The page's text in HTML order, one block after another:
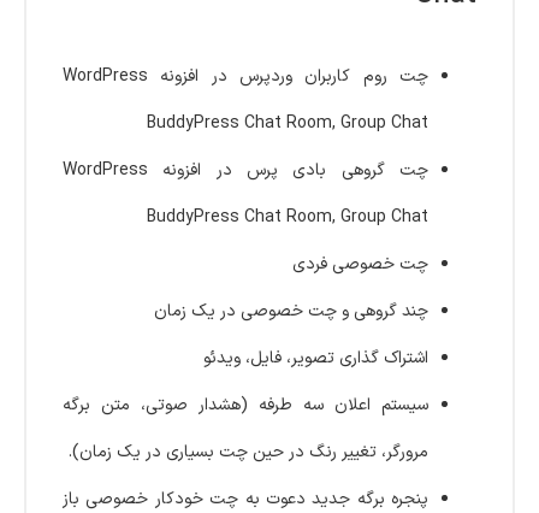
چت روم کاربران وردپرس در افزونه WordPress
BuddyPress Chat Room, Group Chat
چت گروهی بادی پرس در افزونه WordPress
BuddyPress Chat Room, Group Chat
چت خصوصی فردی
چند گروهی و چت خصوصی در یک زمان
اشتراک گذاری تصویر، فایل، ویدئو
سیستم اعلان سه طرفه (هشدار صوتی، متن برگه
مرورگر، تغییر رنگ در حین چت بسیاری در یک زمان).
پنجره برگه جدید دعوت به چت خودکار خصوصی باز